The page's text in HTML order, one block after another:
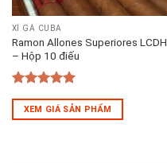
XÌ GÀ CUBA
Ramon Allones Superiores LCDH
– Hộp 10 điếu
5out of 5
XEM GIÁ SẢN PHẨM